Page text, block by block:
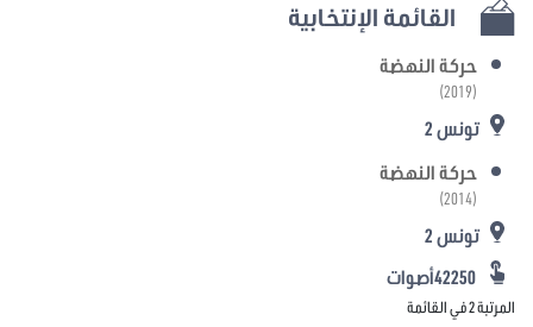
القائمة الإنتخابية
حركة النهضة
(2019)
تونس 2
حركة النهضة
(2014)
تونس 2
المرتبة 2 في القائمة